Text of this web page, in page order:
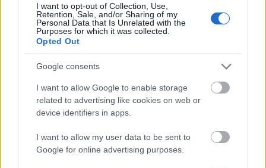
I want to opt-out of Collection, Use,
Retention, Sale, and/or Sharing of my
Personal Data that Is Unrelated with the
Purposes for which it was collected.
Opted Out
Google consents
I want to allow Google to enable storage
related to advertising like cookies on web or
device identifiers in apps.
I want to allow my user data to be sent to
Google for online advertising purposes.
Internet, internet, te csodás!
2009. 12. 09. Kultúrpart
napjainkig sem jutott el az internet. Éppen ezért a
Magyar
Telekom Digitális Híd Programjánakcélja az volt, hogy olyan
települések lakóival is megismertesse a világháló
után pedig az Egálnet Programnak köszönhetően a
különböző hátrányos helyzetű csoportokkal foglalkozó